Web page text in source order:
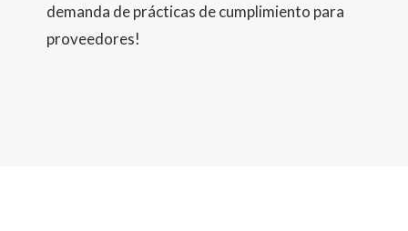
demanda de prácticas de cumplimiento para
proveedores!